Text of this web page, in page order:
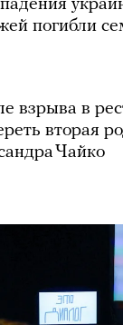
погибли
взрыва в
вторая
Чайко